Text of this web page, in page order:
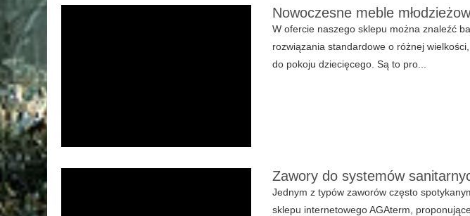
Nowoczesne meble
W ofercie naszego sklepu można znaleźć
rozwiązania standardowe o różnej
do pokoju dziecięcego. Są to pro...
Zawory do systemów
Jednym z typów zaworów często
sklepu internetowego AGAterm,